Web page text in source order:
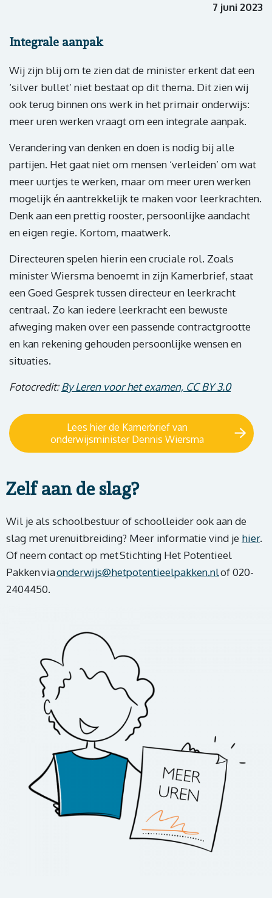
7 juni 2023
Integrale aanpak
Wij zijn blij om te zien dat de minister erkent dat een
‘silver bullet’ niet bestaat op dit thema. Dit zien wij
ook terug binnen ons werk in het primair onderwijs:
meer uren werken vraagt om een integrale aanpak.
Verandering van denken en doen is nodig bij alle
partijen. Het gaat niet om mensen ‘verleiden’ om wat
meer uurtjes te werken, maar om meer uren werken
mogelijk én aantrekkelijk te maken voor leerkrachten.
Denk aan een prettig rooster, persoonlijke aandacht
en eigen regie. Kortom, maatwerk.
Directeuren spelen hierin een cruciale rol. Zoals
minister Wiersma benoemt in zijn Kamerbrief, staat
een Goed Gesprek tussen directeur en leerkracht
centraal. Zo kan iedere leerkracht een bewuste
afweging maken over een passende contractgrootte
en kan rekening gehouden persoonlijke wensen en
situaties.
Fotocredit:By Leren voor het examen, CC BY 3.0
Lees hier de Kamerbrief van
onderwijsminister Dennis Wiersma
Zelf aan de slag?
Wil je als schoolbestuur of schoolleider ook aan de
slag met urenuitbreiding? Meer informatie vind je hier.
Of neem contact op met Stichting Het Potentieel
Pakken viaonderwijs@hetpotentieelpakken.nlof 020-
2404450.